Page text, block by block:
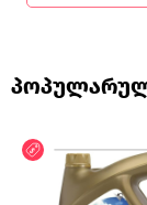
ფასდაკლება